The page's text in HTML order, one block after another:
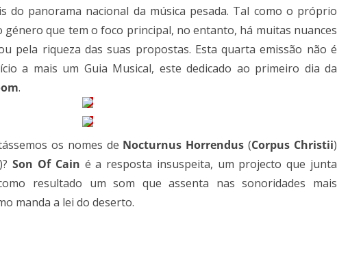
do panorama nacional da música pesada. Tal como o próprio
género que tem o foco principal, no entanto, há muitas nuances
pela riqueza das suas propostas. Esta quarta emissão não é
a mais um Guia Musical, este dedicado ao primeiro dia da
.
os nomes de Nocturnus Horrendus (Corpus Christii)
)?Son Of Cain é a resposta insuspeita, um projecto que junta
resultado um som que assenta nas sonoridades mais
manda a lei do deserto.